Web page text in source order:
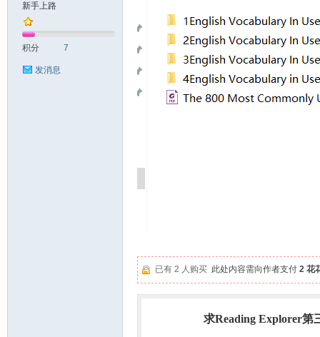
新手上路
积分 7
发消息
已有 2 人购买 此处内容需向作者支付 2 花
求Reading Explorer第